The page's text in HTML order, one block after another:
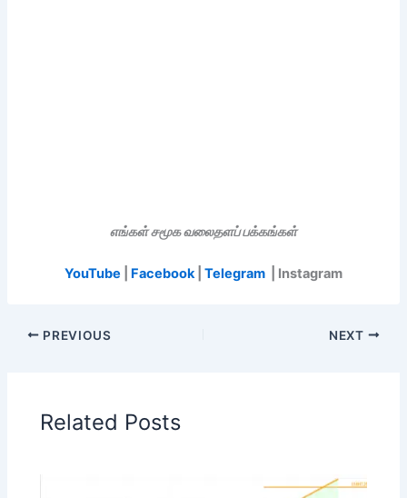
எங்கள் சமூக வலைதளப் பக்கங்கள்
YouTube Facebook| Telegram | Instagram
PREVIOUS NEXT
Related Posts